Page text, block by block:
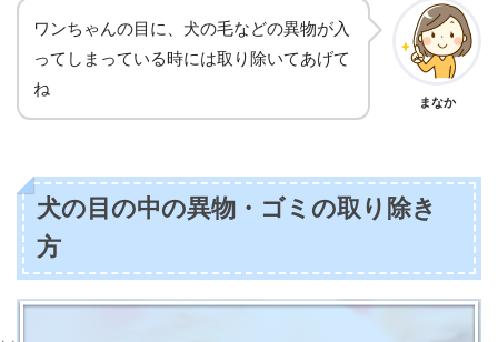
ワンちゃんの目に、犬の毛などの異物が入
ってしまっている時には取り除いてあげて
ね
まなか
犬の目の中の異物・ゴミの取り除き
方